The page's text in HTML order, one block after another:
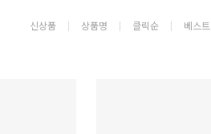
신상품 상품명 클릭순 베스트